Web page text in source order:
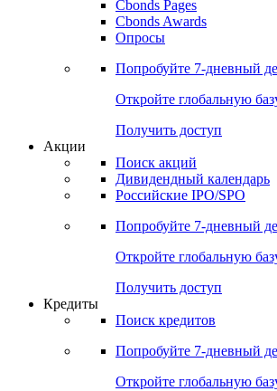
Участники рынка
Рэнкинги инвест. банков
Cbonds Pages
Опросы
Попробуйте7-дневный
Откройте глобальную
Получить доступ
Поиск акций
Российские IPO/SPO
Попробуйте7-дневный
Откройте глобальную
Получить доступ
Поиск кредитов